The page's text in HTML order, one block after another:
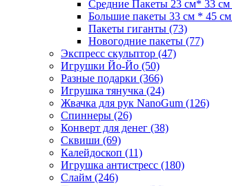
Средние Пакеты 23 см* 33 см
Большие пакеты 33 см * 45 см
Пакеты гиганты (73)
Новогодние пакеты (77)
Экспресс скульптор (47)
Игрушки Йо-Йо (50)
Разные подарки (366)
Игрушка тянучка (24)
Жвачка для рук NanoGum (126)
Спиннеры (26)
Конверт для денег (38)
Сквиши (69)
Калейдоскоп (11)
Игрушка антистресс (180)
Слайм (246)